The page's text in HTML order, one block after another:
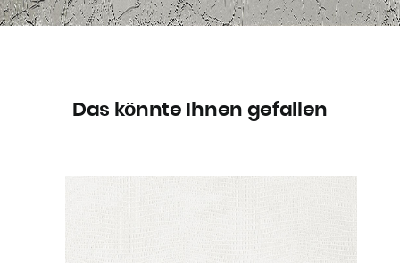
Das könnte Ihnen gefallen